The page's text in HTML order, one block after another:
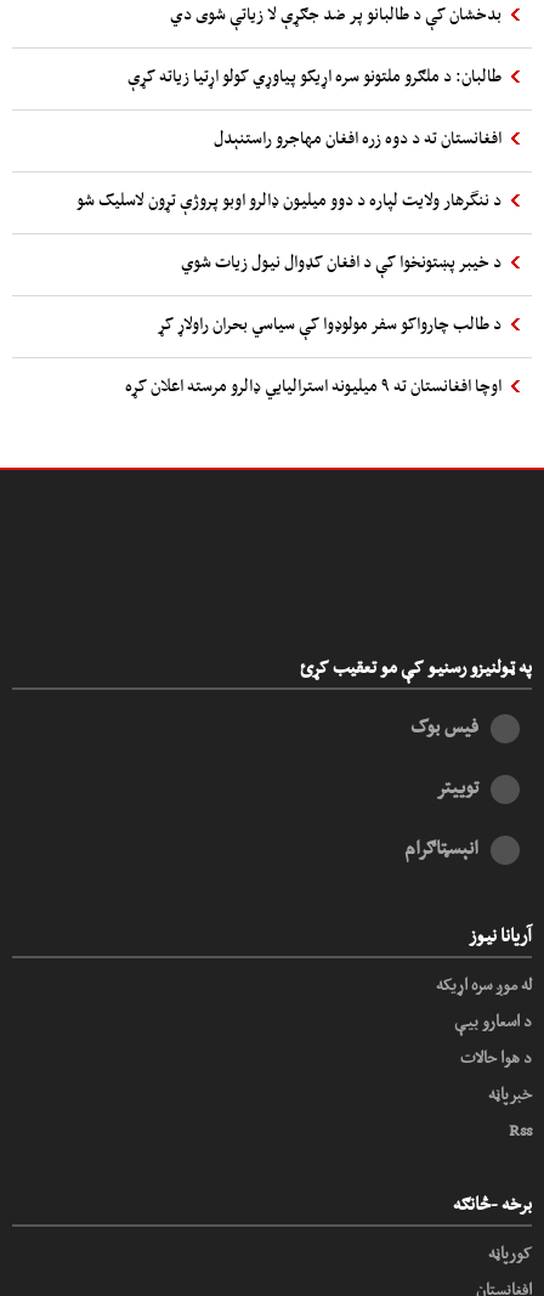
بدخشان کې د طالبانو پر ضد جګړې لا زیاتې شوی دي
طالبان: د ملګرو ملتونو سره اړیکو پیاوړي کولو اړتیا زیاته کړې
افغانستان ته د دوه زره افغان مهاجرو راستنېدل
د ننگرهار ولایت لپاره د دوو میلیون ډالرو اوبو پروژې تړون لاسلیک شو
د خیبر پښتونخوا کې د افغان کډوال نیول زیات شوي
د طالب چارواکو سفر مولوډوا کې سیاسي بحران راولاړ کړ
اوچا افغانستان ته ۹ میلیونه استرالیایي ډالرو مرسته اعلان کړه
په ټولنیزو رسنیو کې مو تعقیب کړئ
فیس بوک
توییتر
انېسټاګرام
آریانا نیوز
له موږ سره اړیکه
د اسعارو بیې
د هوا حالات
خبرپاڼه
Rss
برخه -څانګه
کورپاڼه
افغانستان